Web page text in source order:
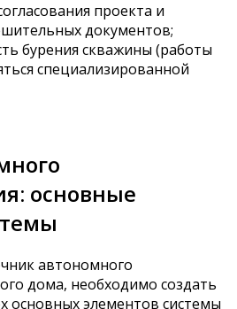
проекта и
документов;
бурения скважины (работы
специализированной
основные
автономного
дома, необходимо создать
основных элементов системы